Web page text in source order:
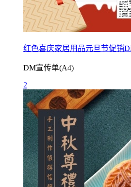
红色喜庆家居用品元旦节促销
DM宣传单(A4)
2